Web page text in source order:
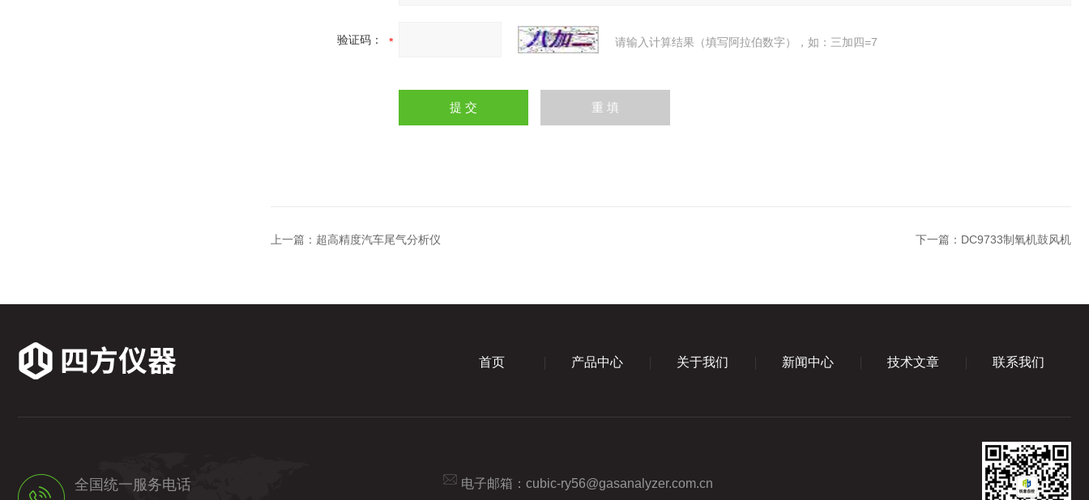
验证码： 请输入计算结果（填写阿拉伯数字），如：三加四=7
上一篇： 超高精度汽车尾气分析仪 下一篇： DC9733制氧机鼓风机
首页 产品中心 关于我们 新闻中心 技术文章 联系我们
全国统一服务电话 电子邮箱： cubic-ry56@gasanalyzer.com.cn